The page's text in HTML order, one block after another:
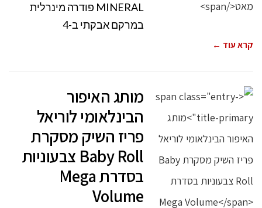
MINERAL פודרה מינרלית
במרקם אבקתי ב-4
קרא עוד ←
מותג האיפור
הבינלאומי לוריאל
פריז השיק מסקרת
Baby Roll צבעוניות
בסדרת Mega
Volume